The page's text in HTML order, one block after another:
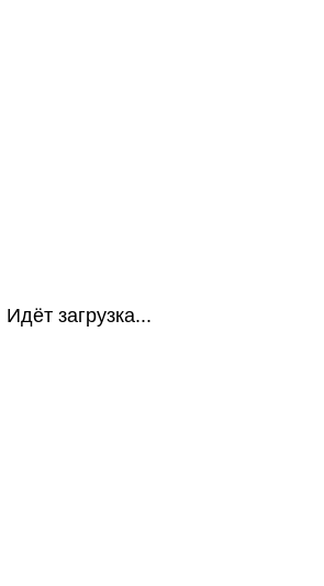
Идёт загрузка...